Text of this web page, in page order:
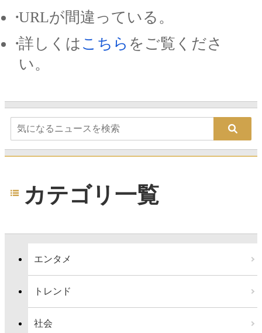
URLが間違っている。
詳しくは こちら をご覧くださ
い。
カテゴリ一覧
エンタメ
トレンド
社会